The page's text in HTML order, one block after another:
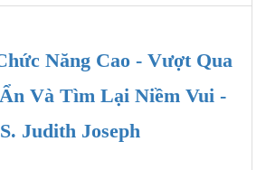
Năng Cao - Vượt Qua
Và Tìm Lại Niềm Vui -
Judith Joseph